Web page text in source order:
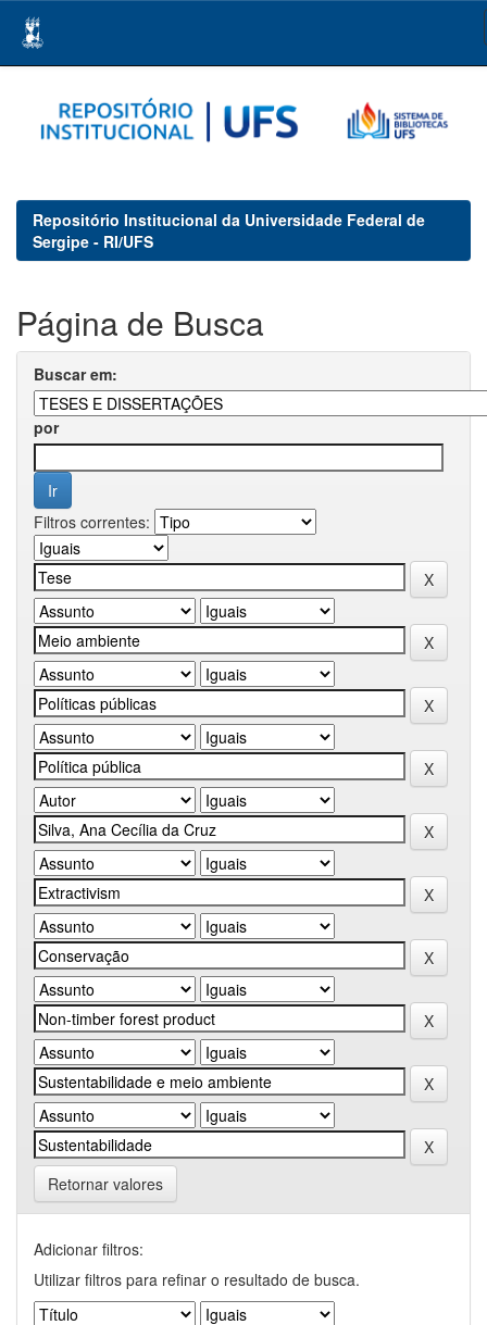
navigation
Repositório Institucional da Universidade Federal de
Sergipe - RI/UFS
Página de Busca
Buscar em:
por
Filtros correntes:
Retornar valores
Adicionar filtros:
Utilizar filtros para refinar o resultado de busca.